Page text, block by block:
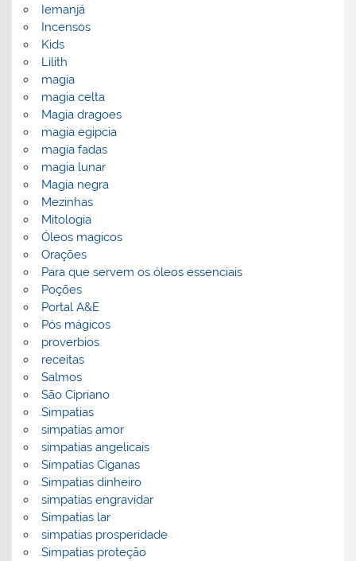
Iemanjá
Incensos
Kids
Lilith
magia
magia celta
Magia dragoes
magia egipcia
magia fadas
magia lunar
Magia negra
Mezinhas
Mitologia
Óleos magicos
Orações
Para que servem os óleos essenciais
Poções
Portal A&E
Pós mágicos
proverbios
receitas
Salmos
São Cipriano
Simpatias
simpatias amor
simpatias angelicais
Simpatias Ciganas
Simpatias dinheiro
simpatias engravidar
Simpatias lar
simpatias prosperidade
Simpatias proteção